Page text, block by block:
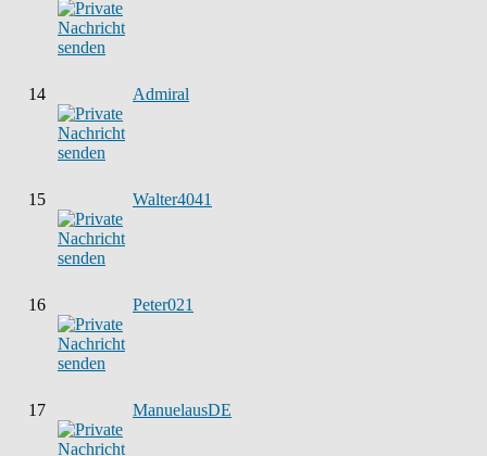
14 Admiral
15 Walter4041
16 Peter021
17 ManuelausDE